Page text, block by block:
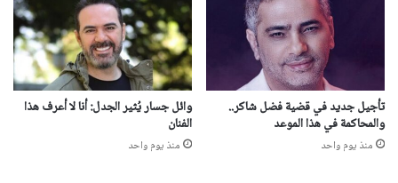
تأجيل جديد في قضية فضل شاكر..
والمحاكمة في هذا الموعد
منذ يوم واحد
وائل جسار يُثير الجدل: أنا لا أعرف هذا
الفنان
منذ يوم واحد